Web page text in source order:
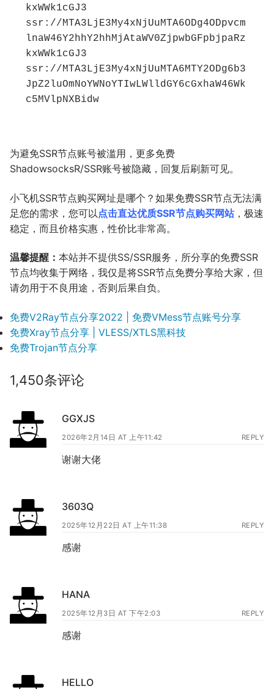
kxWWk1cGJ3
ssr://MTA3LjE3My4xNjUuMTA6ODg4ODpvcm
lnaW46Y2hhY2hhMjAtaWV0ZjpwbGFpbjpaRz
kxWWk1cGJ3
ssr://MTA3LjE3My4xNjUuMTA6MTY2ODg6b3
JpZ2luOmNoYWNoYTIwLWlldGY6cGxhaW46Wk
c5MVlpNXBidw
为避免SSR节点账号被滥用，更多免费
ShadowsocksR/SSR账号被隐藏，回复后刷新可见。
小飞机SSR节点购买网址是哪个？如果免费SSR节点无法满
足您的需求，您可以 点击直达优质SSR节点购买网站，极速
稳定，而且价格实惠，性价比非常高。
温馨提醒： 本站并不提供SS/SSR服务，所分享的免费SSR
节点均收集于网络，我仅是将SSR节点免费分享给大家，但
请勿用于不良用途，否则后果自负。
免费V2Ray节点分享2022 | 免费VMess节点账号分享
免费Xray节点分享 | VLESS/XTLS黑科技
免费Trojan节点分享
1,450条评论
GGXJS
2026年2月14日 AT 上午11:42 REPLY
谢谢大佬
3603Q
2025年12月22日 AT 上午11:38 REPLY
感谢
HANA
2025年12月3日 AT 下午2:03 REPLY
感谢
HELLO